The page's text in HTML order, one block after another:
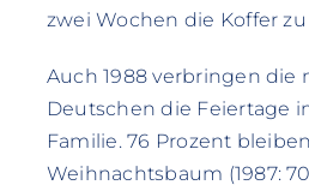
zwei Wochen die Koffer
Auch 1988 verbringen die
Deutschen die Feiertage
Familie. 76 Prozent
Weihnachtsbaum (1987: